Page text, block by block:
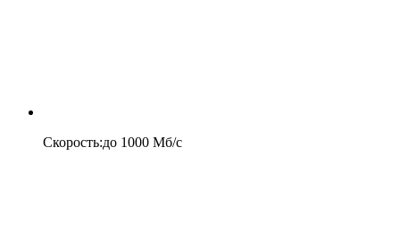
Скорость:до 1000 Мб/c